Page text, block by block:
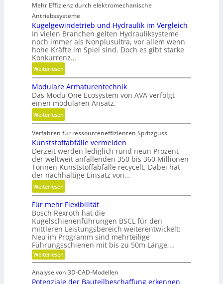
e
h
r
F
l
e
x
i
b
i
l
i
t
t
,
D
y
n
m
k
u
n
d
P
l
a
t
Mehr Effizienz durch elektromechanische
Antriebssysteme
Kugelgewindetrieb und Hydraulik im Vergleich
In vielen Branchen gelten Hydrauliksysteme
noch immer als Nonplusultra, vor allem wenn
hohe Kräfte im Spiel sind. Doch es gibt starke
Konkurrenz…
Weiterlesen:
K
u
g
e
l
g
e
w
i
n
d
e
t
r
i
e
b
u
n
d
y
Modulare Armaturentechnik
Das Modu One Ecosystem von AVA verfolgt
einen modularen Ansatz.
Weiterlesen:
M
o
d
u
l
a
r
e
r
m
a
t
u
r
e
n
Verfahren für ressourceneffizienten Spritzguss
Kunststoffabfälle vermeiden
Derzeit werden lediglich rund neun Prozent
der weltweit anfallenden 350 bis 360 Millionen
Tonnen Kunststoffabfälle recycelt. Dabei hat
der nachhaltige Einsatz von…
Weiterlesen:
K
u
n
s
s
t
o
f
f
Für mehr Flexibilität
Bosch Rexroth hat die
Kugelschienenführungen BSCL für den
mittleren Leistungsbereich weiterentwickelt:
Neu im Programm sind mehrteilige
Führungsschienen mit bis zu 50m Länge,…
Weiterlesen:
F
r
m
Analyse von 3D-CAD-Modellen
Potenziale der Bauteilbeschaffung erkennen